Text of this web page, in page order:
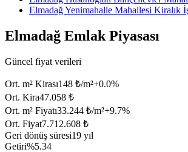
Elmadağ Yenimahalle Mahallesi Kiralık
Elmadağ Emlak Piyasası
Güncel fiyat verileri
Ort. m² Kirası148 ₺/m²+0.0%
Ort. Kira47.058 ₺
Ort. m² Fiyatı33.244 ₺/m²+9.7%
Ort. Fiyat7.712.608 ₺
Geri dönüş süresi19 yıl
Getiri%5.34